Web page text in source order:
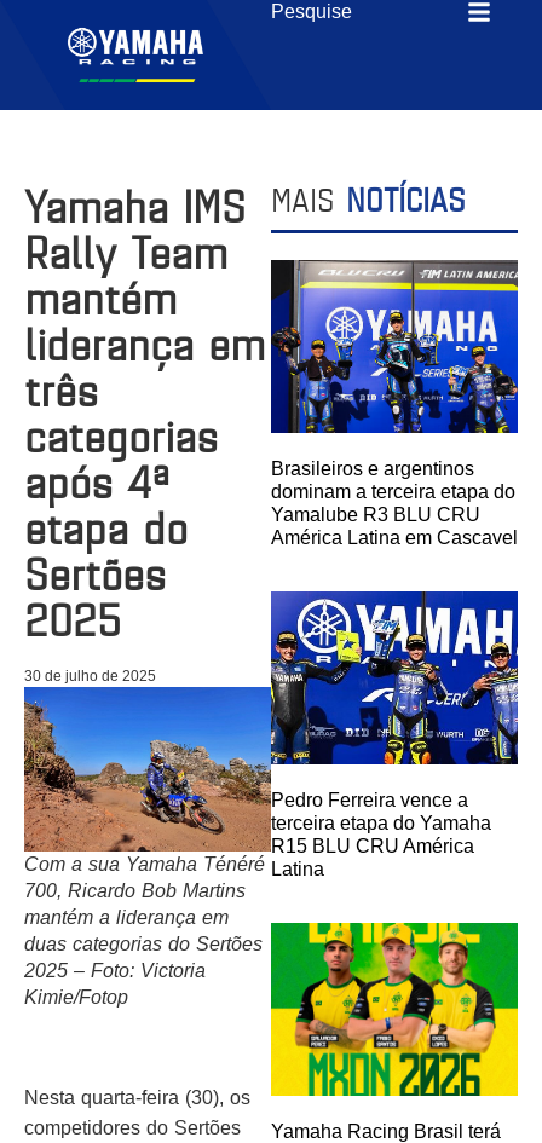
Yamaha IMS
Rally Team
mantém
liderança em
três
categorias
após 4ª
etapa do
Sertões
2025
30 de julho de 2025
Com a sua Yamaha Ténéré
700, Ricardo Bob Martins
mantém a liderança em
duas categorias do Sertões
2025 – Foto: Victoria
Kimie/Fotop
Nesta quarta-feira (30), os
competidores do Sertões
MAIS NOTÍCIAS
Brasileiros e argentinos
dominam a terceira etapa do
Yamalube R3 BLU CRU
América Latina em Cascavel
Pedro Ferreira vence a
terceira etapa do Yamaha
R15 BLU CRU América
Latina
Yamaha Racing Brasil terá